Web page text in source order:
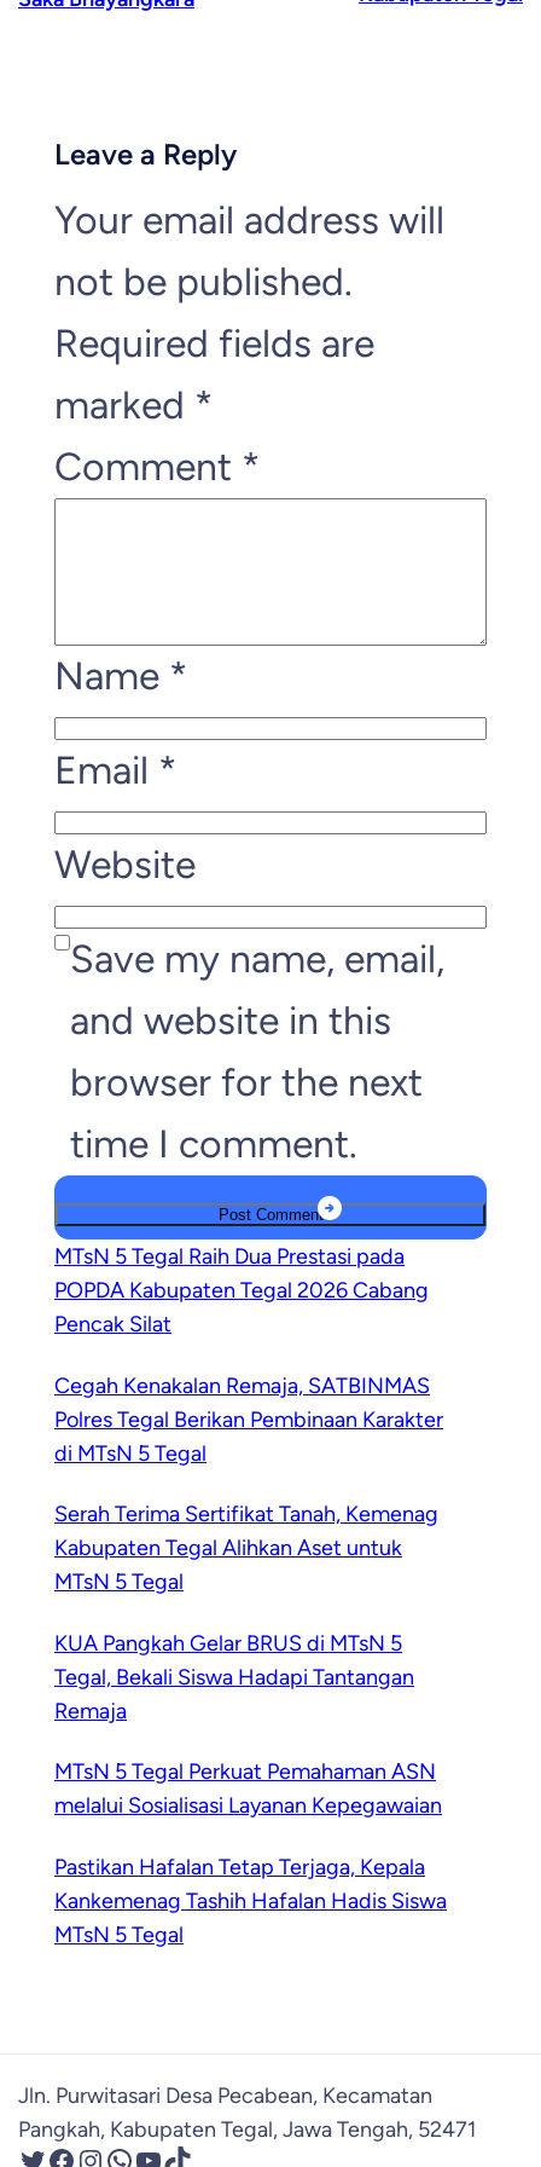
Leave a Reply
Your email address will
not be published.
Required fields are
marked *
Comment *
Name *
Email *
Website
Save my name, email,
and website in this
browser for the next
time I comment.
MTsN 5 Tegal Raih Dua Prestasi pada
POPDA Kabupaten Tegal 2026 Cabang
Pencak Silat
Cegah Kenakalan Remaja, SATBINMAS
Polres Tegal Berikan Pembinaan Karakter
di MTsN 5 Tegal
Serah Terima Sertifikat Tanah, Kemenag
Kabupaten Tegal Alihkan Aset untuk
MTsN 5 Tegal
KUA Pangkah Gelar BRUS di MTsN 5
Tegal, Bekali Siswa Hadapi Tantangan
Remaja
MTsN 5 Tegal Perkuat Pemahaman ASN
melalui Sosialisasi Layanan Kepegawaian
Pastikan Hafalan Tetap Terjaga, Kepala
Kankemenag Tashih Hafalan Hadis Siswa
MTsN 5 Tegal
Jln. Purwitasari Desa Pecabean, Kecamatan
Pangkah, Kabupaten Tegal, Jawa Tengah, 52471
Twitter Facebook InstagramWhatsApp YouTube TikTok